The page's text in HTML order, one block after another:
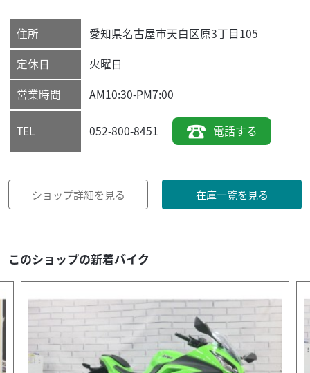
住所 愛知県名古屋市天白区原3丁目105
定休日
火曜日
営業時間
AM10:30-PM7:00
TEL 052-800-8451 電話する
ショップ詳細を見る 在庫一覧を見る
このショップの新着バイク